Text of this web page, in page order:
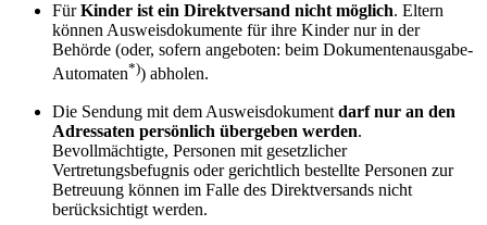
FürKinder ist ein Direktversand nicht möglich. Eltern
können Ausweisdokumente für ihre Kinder nur in der
Behörde (oder, sofern angeboten: beim Dokumentenausgabe-
Automaten*)) abholen.
Die Sendung mit dem Ausweisdokument darf nur an den
Adressaten persönlich übergeben werden.
Bevollmächtigte, Personen mit gesetzlicher
Vertretungsbefugnis oder gerichtlich bestellte Personen zur
Betreuung können im Falle des Direktversands nicht
berücksichtigt werden.